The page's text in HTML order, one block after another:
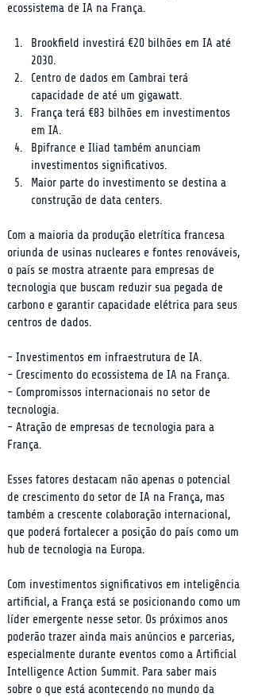
ecossistema de IA na França.
Brookfield investirá €20 bilhões em IA até
2030.
Centro de dados em Cambrai terá
capacidade de até um gigawatt.
França terá €83 bilhões em investimentos
em IA.
Bpifrance e Iliad também anunciam
investimentos significativos.
Maior parte do investimento se destina a
construção de data centers.
Com a maioria da produção eletrítica francesa
oriunda de usinas nucleares e fontes renováveis,
o país se mostra atraente para empresas de
tecnologia que buscam reduzir sua pegada de
carbono e garantir capacidade elétrica para seus
centros de dados.
- Investimentos em infraestrutura de IA.
- Crescimento do ecossistema de IA na França.
- Compromissos internacionais no setor de
tecnologia.
- Atração de empresas de tecnologia para a
França.
Esses fatores destacam não apenas o potencial
de crescimento do setor de IA na França, mas
também a crescente colaboração internacional,
que poderá fortalecer a posição do país como um
hub de tecnologia na Europa.
Com investimentos significativos em inteligência
artificial, a França está se posicionando como um
líder emergente nesse setor. Os próximos anos
poderão trazer ainda mais anúncios e parcerias,
especialmente durante eventos como a Artificial
Intelligence Action Summit. Para saber mais
sobre o que está acontecendo no mundo da